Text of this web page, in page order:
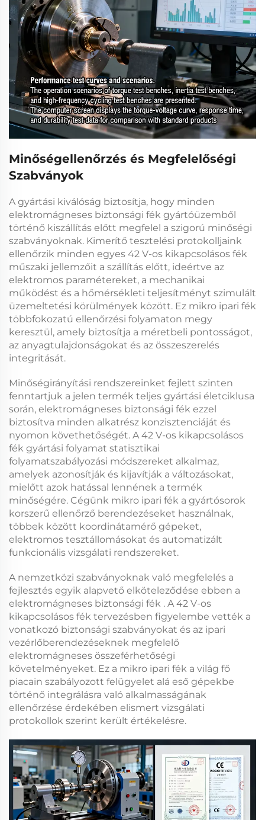
Minőségellenőrzés és Megfelelőségi
Szabványok
A gyártási kiválóság biztosítja, hogy minden
elektromágneses biztonsági fék gyártóüzemből
történő kiszállítás előtt megfelel a szigorú minőségi
szabványoknak. Kimerítő tesztelési protokolljaink
ellenőrzik minden egyes 42 V-os kikapcsolásos fék
műszaki jellemzőit a szállítás előtt, ideértve az
elektromos paramétereket, a mechanikai
működést és a hőmérsékleti teljesítményt szimulált
üzemeltetési körülmények között. Ez mikro ipari fék
többfokozatú ellenőrzési folyamaton megy
keresztül, amely biztosítja a méretbeli pontosságot,
az anyagtulajdonságokat és az összeszerelés
integritását.
Minőségirányítási rendszereinket fejlett szinten
fenntartjuk a jelen termék teljes gyártási életciklusa
során, elektromágneses biztonsági fék ezzel
biztosítva minden alkatrész konzisztenciáját és
nyomon követhetőségét. A 42 V-os kikapcsolásos
fék gyártási folyamat statisztikai
folyamatszabályozási módszereket alkalmaz,
amelyek azonosítják és kijavítják a változásokat,
mielőtt azok hatással lennének a termék
minőségére. Cégünk mikro ipari fék a gyártósorok
korszerű ellenőrző berendezéseket használnak,
többek között koordinátamérő gépeket,
elektromos tesztállomásokat és automatizált
funkcionális vizsgálati rendszereket.
A nemzetközi szabványoknak való megfelelés a
fejlesztés egyik alapvető elköteleződése ebben a
elektromágneses biztonsági fék . A 42 V-os
kikapcsolásos fék tervezésben figyelembe vették a
vonatkozó biztonsági szabványokat és az ipari
vezérlőberendezéseknek megfelelő
elektromágneses összeférhetőségi
követelményeket. Ez a mikro ipari fék a világ fő
piacain szabályozott felügyelet alá eső gépekbe
történő integrálásra való alkalmasságának
ellenőrzése érdekében elismert vizsgálati
protokollok szerint került értékelésre.